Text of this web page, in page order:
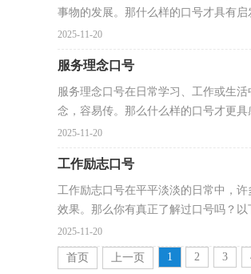
事物的发展。那什么样的口号才具有
2025-11-20
服务理念口号
服务理念口号在日常学习、工作或生
念，容易传。那么什么样的口号才更
2025-11-20
工作励志口号
工作励志口号在平平淡淡的日常中，
效果。那么你有真正了解过口号吗？
2025-11-20
首页 上一页 1 2 3